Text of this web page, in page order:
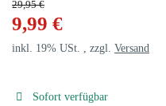
29,95 €
9,99 €
inkl. 19% USt. , zzgl. Versand
Sofort verfügbar